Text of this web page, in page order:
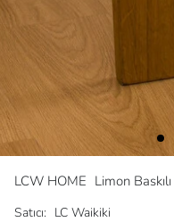
LCW HOME Limon
Satıcı: LC Waikiki